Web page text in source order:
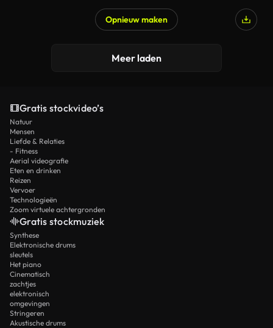
Opnieuw maken
Meer laden
Gratis stockvideo’s
Natuur
Mensen
Liefde & Relaties
- Fitness
Aerial videografie
Eten en drinken
Reizen
Vervoer
Technologieën
Zoom virtuele achtergronden
Gratis stockmuziek
Synthese
Elektronische drums
sleutels
Het piano
Cinematisch
zachtjes
elektronisch
omgevingen
Stringeren
Akustische drums